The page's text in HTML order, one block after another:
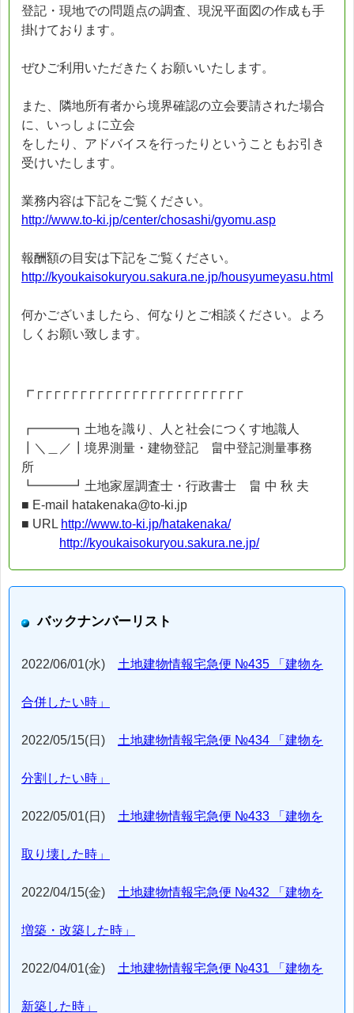
登記・現地での問題点の調査、現況平面図の作成も手
掛けております。
ぜひご利用いただきたくお願いいたします。
また、隣地所有者から境界確認の立会要請された場合
に、いっしょに立会
をしたり、アドバイスを行ったりということもお引き
受けいたします。
業務内容は下記をご覧ください。
http://www.to-ki.jp/center/chosashi/gyomu.asp
報酬額の目安は下記をご覧ください。
http://kyoukaisokuryou.sakura.ne.jp/housyumeyasu.html
何かございましたら、何なりとご相談ください。よろ
しくお願い致します。
┏┌┌┌┌┌┌┌┌┌┌┌┌┌┌┌┌┌┌┌┌┌┌┌┌
┏━━━┓土地を識り、人と社会につくす地識人
┃＼＿／┃境界測量・建物登記 畠中登記測量事務
所
┗━━━┛土地家屋調査士・行政書士 畠 中 秋 夫
■ E-mail hatakenaka@to-ki.jp
■ URL http://www.to-ki.jp/hatakenaka/
http://kyoukaisokuryou.sakura.ne.jp/
バックナンバーリスト
2022/06/01(水) 土地建物情報宅急便 №435 「建物を
合併したい時」
2022/05/15(日) 土地建物情報宅急便 №434 「建物を
分割したい時」
2022/05/01(日) 土地建物情報宅急便 №433 「建物を
取り壊した時」
2022/04/15(金) 土地建物情報宅急便 №432 「建物を
増築・改築した時」
2022/04/01(金) 土地建物情報宅急便 №431 「建物を
新築した時」